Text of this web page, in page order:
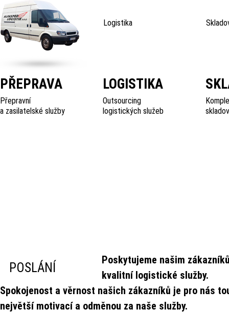
PŘEPRAVA
Přepravní
a zasilatelské služby
LOGISTIKA
Outsourcing
logistických služeb
POSLÁNÍ
Poskytujeme našim
kvalitní logistické služby.
Spokojenost a věrnost našich zákazníků je pro nás
největší motivací a odměnou za naše služby.